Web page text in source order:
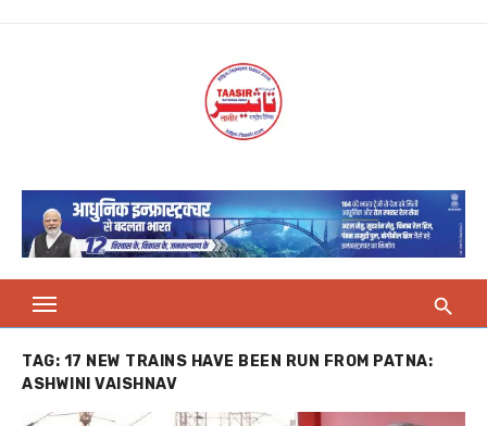
TAG: 17 NEW TRAINS HAVE BEEN RUN FROM PATNA:
ASHWINI VAISHNAV